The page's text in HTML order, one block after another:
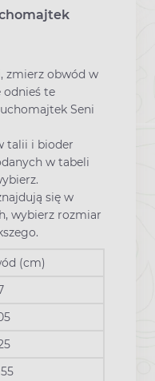
zmierz obwód w
odnieś te
Seni
talii i bioder
w tabeli
się w
wybierz rozmiar
(cm)